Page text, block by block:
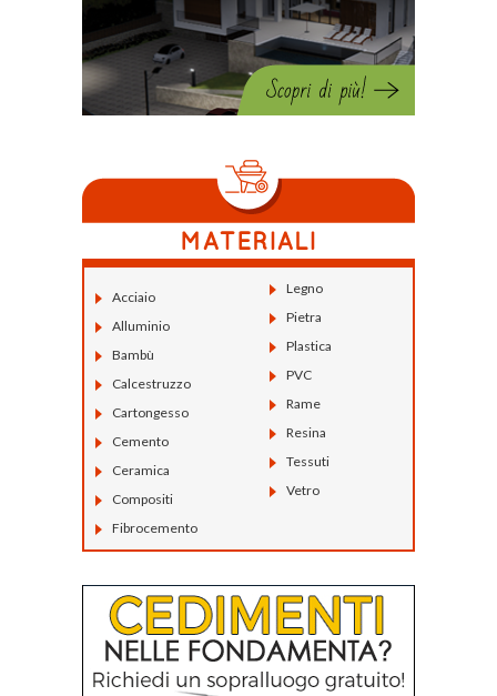
Acciaio
Alluminio
Bambù
Calcestruzzo
Cartongesso
Cemento
Ceramica
Compositi
Fibrocemento
Legno
Pietra
Plastica
PVC
Rame
Resina
Tessuti
Vetro